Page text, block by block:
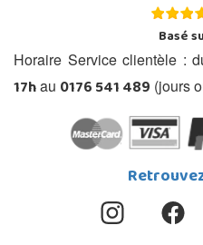
Basé
Horaire Service clientèle :
17hau 0176 541 489 (jours